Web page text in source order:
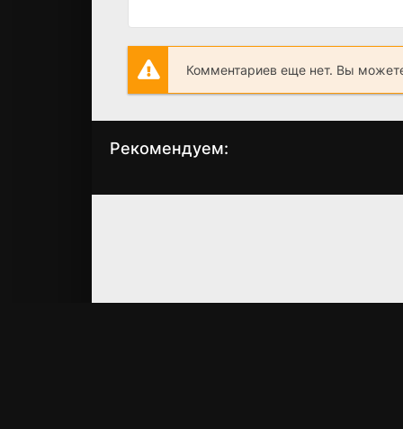
Комментариев еще нет. Вы
Рекомендуем:
Черепашки-ниндзя
Американский